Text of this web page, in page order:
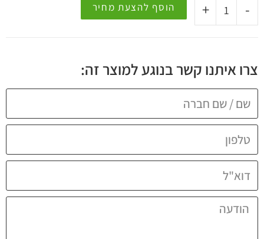
-
+ הוסף להצעת מחיר
צרו איתנו קשר בנוגע למוצר זה: